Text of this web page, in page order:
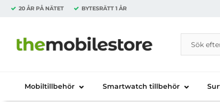
20 ÅR PÅ NÄTET BYTESRÄTT 1 ÅR
Startsidan för Danira Telecom AB
Sök
Sök på
Mobiltillbehör Smartwatch tillbehör